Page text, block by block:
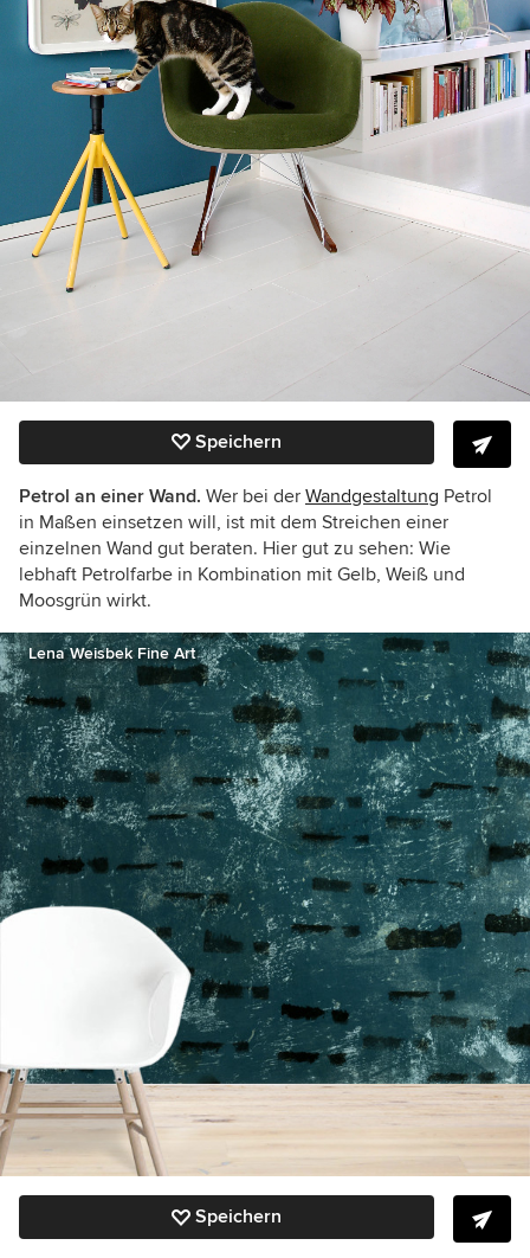
Speichern
Petrol an einer Wand. Wer bei der Wandgestaltung Petrol
in Maßen einsetzen will, ist mit dem Streichen einer
einzelnen Wand gut beraten. Hier gut zu sehen: Wie
lebhaft Petrolfarbe in Kombination mit Gelb, Weiß und
Moosgrün wirkt.
Lena Weisbek Fine Art
Speichern